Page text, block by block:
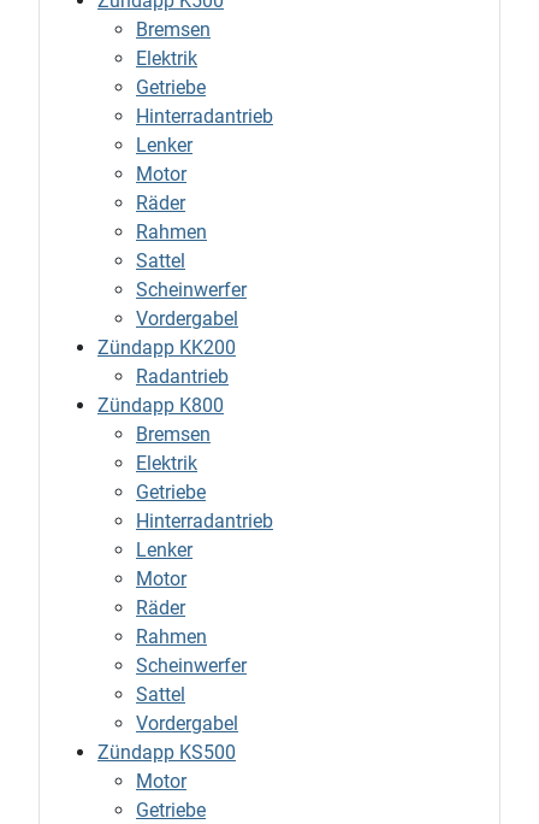
Bremsen
Elektrik
Getriebe
Hinterradantrieb
Lenker
Motor
Räder
Rahmen
Sattel
Scheinwerfer
Vordergabel
Zündapp KK200
Radantrieb
Zündapp K800
Bremsen
Elektrik
Getriebe
Hinterradantrieb
Lenker
Motor
Räder
Rahmen
Scheinwerfer
Sattel
Vordergabel
Zündapp KS500
Motor
Getriebe